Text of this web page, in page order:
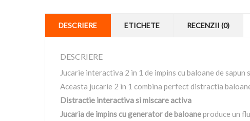
DESCRIERE ETICHETE RECENZII (0)
DESCRIERE
Jucarie interactiva 2 in 1 de impins cu baloane de sapun
Aceasta jucarie 2 in 1 combina perfect distractia
Distractie interactiva si miscare activa
Jucaria de impins cu generator de baloaneproduce un